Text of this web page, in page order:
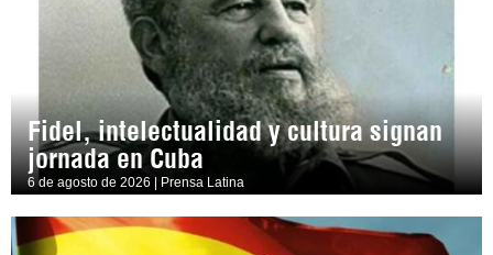
Fidel, intelectualidad y cultura signan
jornada en Cuba
6 de agosto de 2026 | Prensa Latina